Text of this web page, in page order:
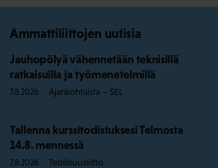
Ammattiliittojen uutisia
Jauhopölyä vähennetään teknisillä
ratkaisuilla ja työmenetelmillä
7.8.2026 Ajankohtaista – SEL
Tallenna kurssitodistuksesi Telmosta
14.8. mennessä
7.8.2026 Teollisuusliitto